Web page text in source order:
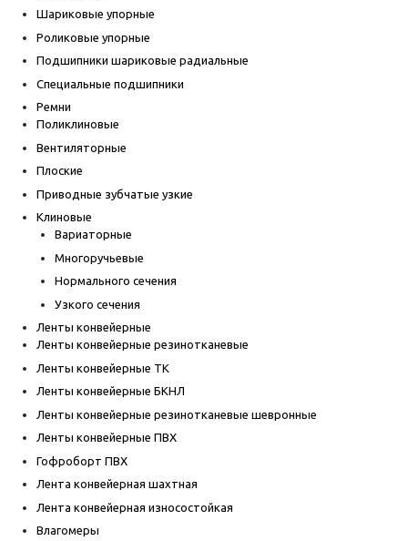
Шариковые упорные
Роликовые упорные
Подшипники шариковые радиальные
Специальные подшипники
Ремни
Поликлиновые
Вентиляторные
Плоские
Приводные зубчатые узкие
Клиновые
Вариаторные
Многоручьевые
Нормального сечения
Узкого сечения
Ленты конвейерные
Ленты конвейерные резинотканевые
Ленты конвейерные ТК
Ленты конвейерные БКНЛ
Ленты конвейерные резинотканевые шевронные
Ленты конвейерные ПВХ
Гофроборт ПВХ
Лента конвейерная шахтная
Лента конвейерная износостойкая
Влагомеры